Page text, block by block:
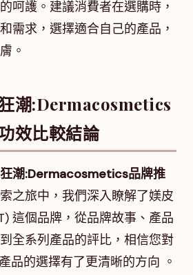
呵護。建議消費者在選購時，
需求，選擇適合自己的產品，
。
潮:Dermacosmetics
效比較結論
潮:Dermacosmetics品牌推
之旅中，我們深入瞭解了媄皮
這個品牌，從品牌故事、產品
全系列產品的評比，相信您對
品的選擇有了更清晰的方向 。